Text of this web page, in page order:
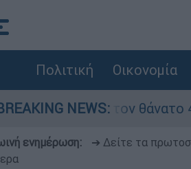
Πολιτική Οικονομία
NEWS:
μετά τον θάνατο
ενημέρωση: ➔ Δείτε τα